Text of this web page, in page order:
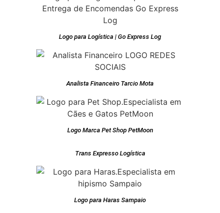
Logo para Logística | Go Express Log
Analista Financeiro Tarcio Mota
Logo Marca Pet Shop PetMoon
Trans Expresso Logística
Logo para Haras Sampaio